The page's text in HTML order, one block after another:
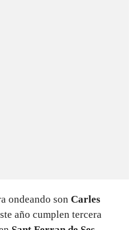
ondeando son Carles
año cumplen tercera